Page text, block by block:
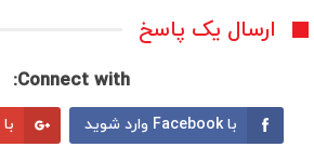
ارسال یک پاسخ
Connect with:
با Facebook وارد شوید با Google وارد شوید